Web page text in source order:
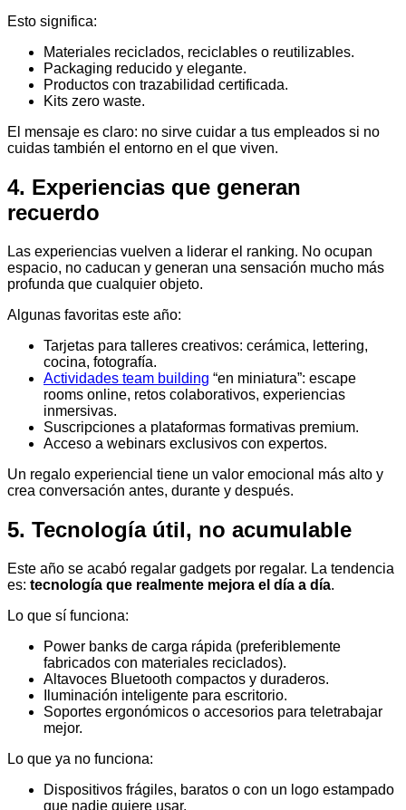
Esto significa:
Materiales reciclados, reciclables o reutilizables.
Packaging reducido y elegante.
Productos con trazabilidad certificada.
Kits zero waste.
El mensaje es claro: no sirve cuidar a tus empleados si no
cuidas también el entorno en el que viven.
4. Experiencias que generan
recuerdo
Las experiencias vuelven a liderar el ranking. No ocupan
espacio, no caducan y generan una sensación mucho más
profunda que cualquier objeto.
Algunas favoritas este año:
Tarjetas para talleres creativos: cerámica, lettering,
cocina, fotografía.
Actividades team building “en miniatura”: escape
rooms online, retos colaborativos, experiencias
inmersivas.
Suscripciones a plataformas formativas premium.
Acceso a webinars exclusivos con expertos.
Un regalo experiencial tiene un valor emocional más alto y
crea conversación antes, durante y después.
5. Tecnología útil, no acumulable
Este año se acabó regalar gadgets por regalar. La tendencia
es: tecnología que realmente mejora el día a día.
Lo que sí funciona:
Power banks de carga rápida (preferiblemente
fabricados con materiales reciclados).
Altavoces Bluetooth compactos y duraderos.
Iluminación inteligente para escritorio.
Soportes ergonómicos o accesorios para teletrabajar
mejor.
Lo que ya no funciona:
Dispositivos frágiles, baratos o con un logo estampado
que nadie quiere usar.